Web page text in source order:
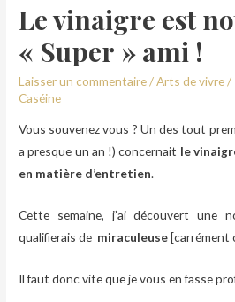
Le vinaigre est
« Super » ami !
Laisser un commentaire/Arts de vivre/
Caséine
Vous souvenez vous ? Un des tout
a presque un an !) concernait le
en matière d’entretien.
Cette semaine, j’ai découvert une
qualifierais de miraculeuse[carrément
Il faut donc vite que je vous en fasse